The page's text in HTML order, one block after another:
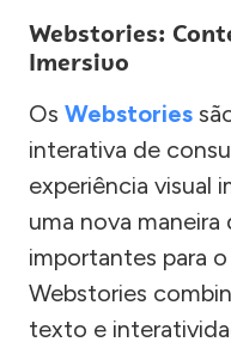
Webstories:
Imersivo
Os Webstories
interativa de
experiência visual
uma nova
importantes para
Webstories
texto e